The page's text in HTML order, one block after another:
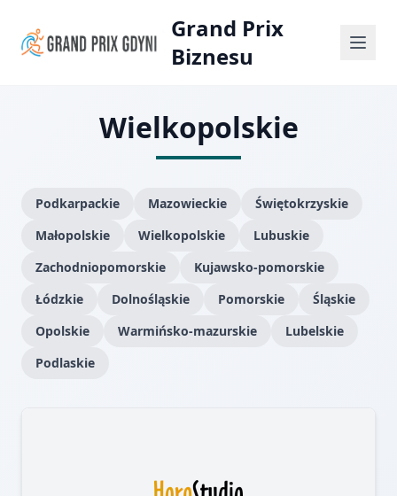
Grand Prix
Biznesu
Wielkopolskie
Podkarpackie Mazowieckie
Świętokrzyskie
Małopolskie
Wielkopolskie
Lubuskie
Zachodniopomorskie
Kujawsko-pomorskie
Łódzkie
Dolnośląskie Pomorskie
Śląskie
Opolskie
Warmińsko-mazurskie
Lubelskie
Podlaskie